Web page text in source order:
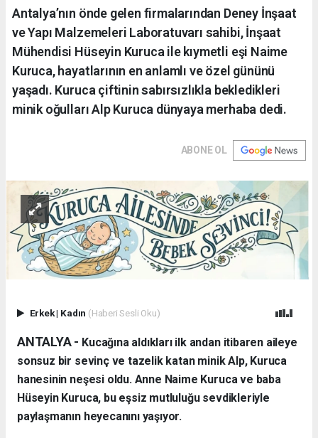
Antalya’nın önde gelen firmalarından Deney İnşaat
ve Yapı Malzemeleri Laboratuvarı sahibi, İnşaat
Mühendisi Hüseyin Kuruca ile kıymetli eşi Naime
Kuruca, hayatlarının en anlamlı ve özel gününü
yaşadı. Kuruca çiftinin sabırsızlıkla bekledikleri
minik oğulları Alp Kuruca dünyaya merhaba dedi.
ABONE OL
Erkek| Kadın (Haberi Sesli Oku)
ANTALYA - ​ Kucağına aldıkları ilk andan itibaren aileye
sonsuz bir sevinç ve tazelik katan minik Alp, Kuruca
hanesinin neşesi oldu. Anne Naime Kuruca ve baba
Hüseyin Kuruca, bu eşsiz mutluluğu sevdikleriyle
paylaşmanın heyecanını yaşıyor.